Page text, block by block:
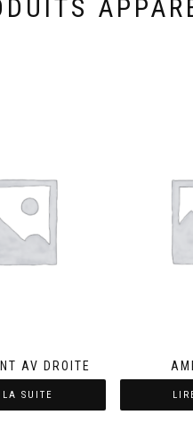
AV DROITE
SUITE